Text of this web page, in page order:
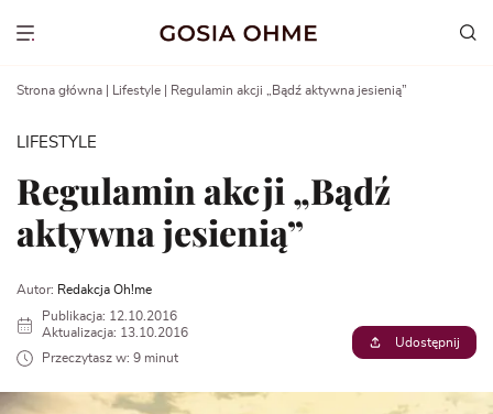
Show menu
Strona główna Lifestyle Regulamin akcji „Bądź aktywna jesienią”
LIFESTYLE
Regulamin akcji „Bądź
aktywna jesienią”
Autor: Redakcja Oh!me
Publikacja: 12.10.2016
Aktualizacja: 13.10.2016
Przeczytasz w: 9 minut
Udostępnij